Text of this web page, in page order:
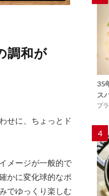
調和が
せに、ちょっとド
メージが一般的で
かに変化球的なポ
でゆっくり楽しむ
35
ス
プ
4